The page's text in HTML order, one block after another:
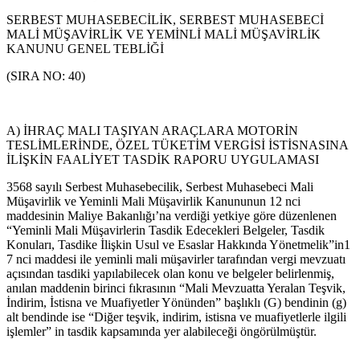
SERBEST MUHASEBECİLİK, SERBEST MUHASEBECİ
MALİ MÜŞAVİRLİK VE YEMİNLİ MALİ MÜŞAVİRLİK
KANUNU GENEL TEBLİĞİ
(SIRA NO: 40)
A) İHRAÇ MALI TAŞIYAN ARAÇLARA MOTORİN
TESLİMLERİNDE, ÖZEL TÜKETİM VERGİSİ İSTİSNASINA
İLİŞKİN FAALİYET TASDİK RAPORU UYGULAMASI
3568 sayılı Serbest Muhasebecilik, Serbest Muhasebeci Mali
Müşavirlik ve Yeminli Mali Müşavirlik Kanununun 12 nci
maddesinin Maliye Bakanlığı’na verdiği yetkiye göre düzenlenen
“Yeminli Mali Müşavirlerin Tasdik Edecekleri Belgeler, Tasdik
Konuları, Tasdike İlişkin Usul ve Esaslar Hakkında Yönetmelik”in1
7 nci maddesi ile yeminli mali müşavirler tarafından vergi mevzuatı
açısından tasdiki yapılabilecek olan konu ve belgeler belirlenmiş,
anılan maddenin birinci fıkrasının “Mali Mevzuatta Yeralan Teşvik,
İndirim, İstisna ve Muafiyetler Yönünden” başlıklı (G) bendinin (g)
alt bendinde ise “Diğer teşvik, indirim, istisna ve muafiyetlerle ilgili
işlemler” in tasdik kapsamında yer alabileceği öngörülmüştür.